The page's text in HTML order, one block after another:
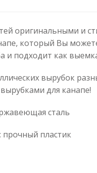
оригинальными и
который Вы
и подходит как
вырубок
для канапе!
сталь
пластик